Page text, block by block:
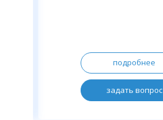
подробнее
задать вопрос